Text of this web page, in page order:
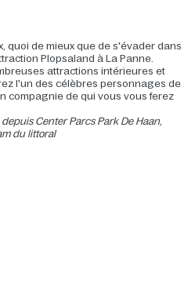
quoi de mieux que de s'évader dans
Plopsaland à La Panne.
attractions intérieures et
l'un des célèbres personnages de
compagnie de qui vous vous ferez
Center Parcs Park De Haan,
du littoral